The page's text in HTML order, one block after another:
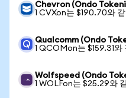
Chevron (Ondo
1 CVXon는 $190.70와
Qualcomm (Ondo
1 QCOMon는 $159.31와
Wolfspeed (Ondo
1 WOLFon는 $25.29와